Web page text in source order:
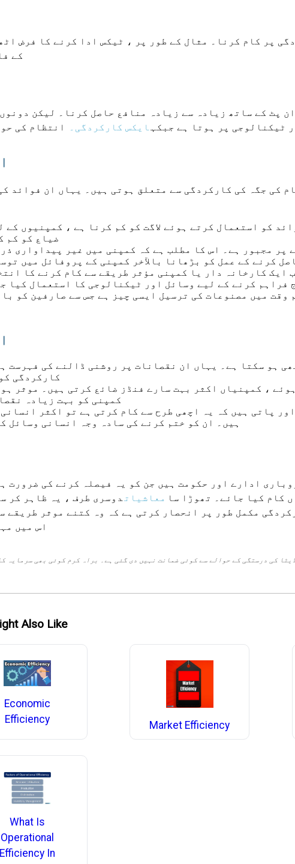
پر کام کرنا۔ مثال کے طور پر ، ٹیکس ادا کرنے کا فرض
کے
پٹ کے ساتھ زیادہ سے زیادہ منافع حاصل کرنا۔ لیکن
ٹیکنالوجی پر ہوتا ہے جبکہایکس کارکردگی۔ انتظام کی
کی جگہ کی کارکردگی سے متعلق ہوتی ہیں۔ یہاں ان فوائد
کو استعمال کرتے ہوئے لاگت کو کم کرنا ہے ، کمپنیوں کے
ضیاع کو کم
مجبور ہے۔ اس کا مطلب ہے کہ کمپنی میں غیر پیداواری
کرنے کے عمل کو بڑھانا بالآخر کمپنی کے پروفائل میں
کارخانہ دار یا کمپنی مؤثر طریقے سے کام کرنے کا
کرنے کے لیے وسائل اور ٹیکنالوجی کا استعمال کیا
میں مصنوعات کی ترسیل ایسی چیز ہے جس سے صارفین کو
ہو سکتا ہے۔ یہاں ان نقصانات پر روشنی ڈالنے کی فہرست
کارکردگی
، کمپنیاں اکثر بہت سارے فنڈز ضائع کرتی ہیں۔ موثر
کمپنی کو بہت زیادہ
پاتی ہیں کہ یہ اچھی طرح سے کام کرتی ہے تو اکثر
ہیں۔ ان کو ختم کرنے کی سادہ وجہ انسانی وسائل
ادارے اور حکومت ہیں جن کو یہ فیصلہ کرنے کی ضرورت
کام کیا جائے۔ تھوڑا سا معاشیاتدوسری طرف ، یہ ظاہر کر
مکمل طور پر انحصار کرتی ہے کہ وہ کتنے موثر طریقے
اس میں
کی درستگی کے حوالے سے کوئی ضمانت نہیں دی گئی ہے۔ براہ کرم کوئی بھی سرمایہ
Also Like
Economic
Efficiency
Market Efficiency
What Is
Operational
Efficiency In